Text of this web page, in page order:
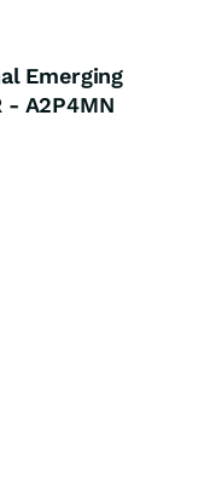
Emerging
- A2P4MN